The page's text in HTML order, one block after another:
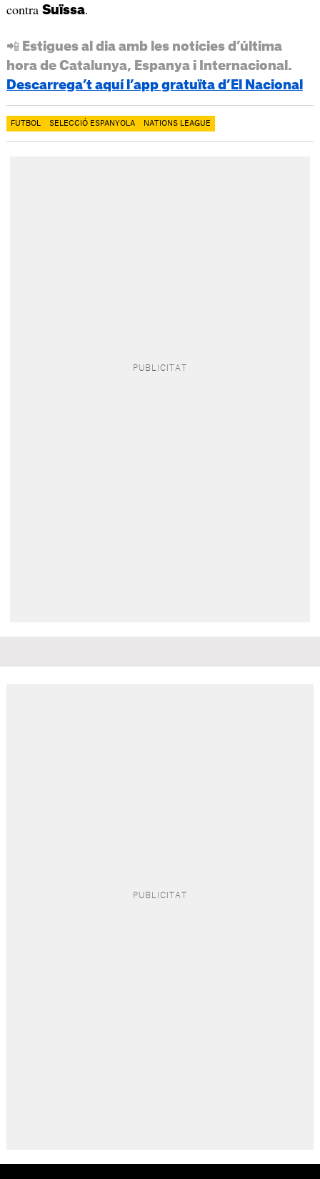
contra Suïssa.
📲 Estigues al dia amb les notícies d’última
hora de Catalunya, Espanya i Internacional.
Descarrega’t aquí l’app gratuïta d’El Nacional
FUTBOL SELECCIÓ ESPANYOLA NATIONS LEAGUE